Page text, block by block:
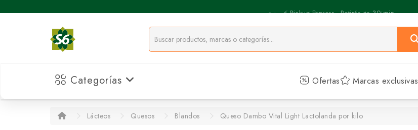
⚡️ Pickup Express - Retirás en 30 min.
Categorías Ofertas Marcas exclusivas
Lácteos Quesos Blandos Queso Dambo Vital Light Lactolanda por kilo